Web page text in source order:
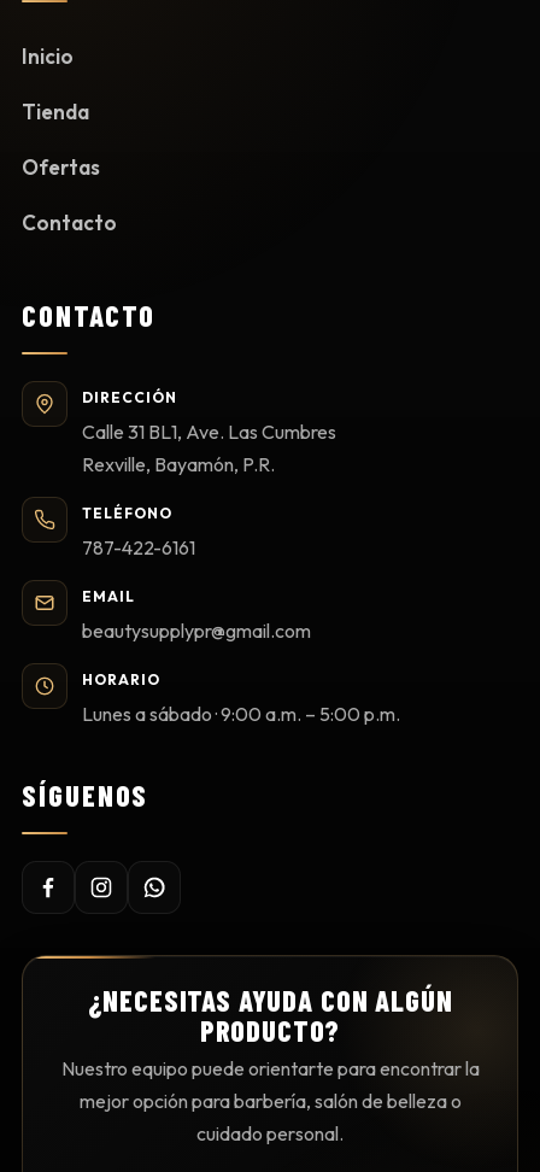
Inicio
Tienda
Ofertas
Contacto
CONTACTO
DIRECCIÓN
Calle 31 BL1, Ave. Las Cumbres
Rexville, Bayamón, P.R.
TELÉFONO
787-422-6161
EMAIL
beautysupplypr@gmail.com
HORARIO
Lunes a sábado · 9:00 a.m. – 5:00 p.m.
SÍGUENOS
¿NECESITAS AYUDA CON ALGÚN
PRODUCTO?
Nuestro equipo puede orientarte para encontrar la
mejor opción para barbería, salón de belleza o
cuidado personal.